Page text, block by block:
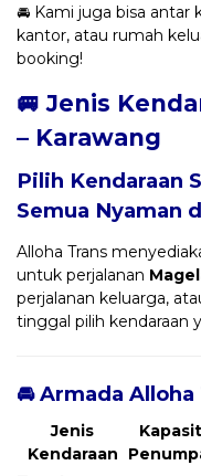
🚘 Kami juga bisa antar
kantor, atau rumah
booking!
🚐 Jenis
– Karawang
Pilih Kendaraan
Semua Nyaman
Alloha Trans
untuk perjalanan
perjalanan keluarga,
tinggal pilih kendaraan
🚘 Armada Alloha
Jenis
Kendaraan